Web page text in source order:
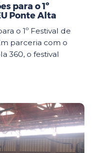
para o 1º
Ponte Alta
o 1º Festival de
parceria com o
360, o festival